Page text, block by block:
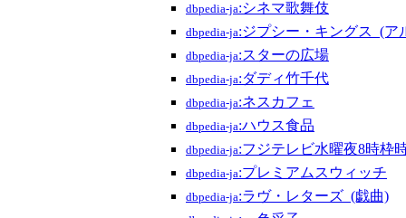
dbpedia-ja:シネマ歌舞伎
dbpedia-ja:ジプシー・キングス_(ア
dbpedia-ja:スターの広場
dbpedia-ja:ダディ竹千代
dbpedia-ja:ネスカフェ
dbpedia-ja:ハウス食品
dbpedia-ja:フジテレビ水曜夜8時枠
dbpedia-ja:プレミアムスウィッチ
dbpedia-ja:ラヴ・レターズ_(戯曲)